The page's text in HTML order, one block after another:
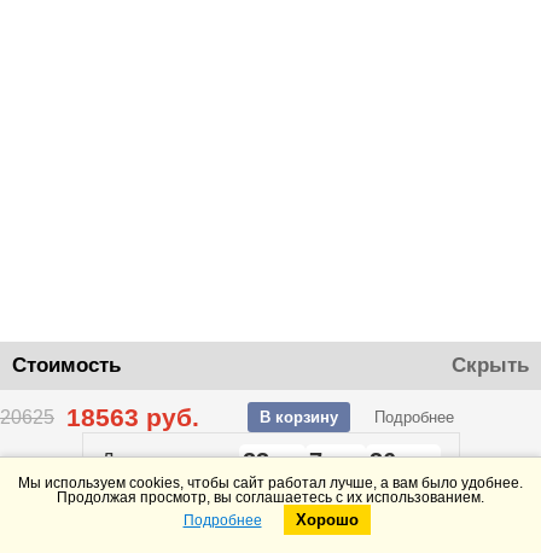
Стоимость Скрыть
20625 18563 руб. В корзину Подробнее
До конца акции23 7 36
Telegram
Мы используем cookies, чтобы сайт работал лучше, а вам было удобнее.
Продолжая просмотр, вы соглашаетесь с их использованием.
Подробнее
Хорошо